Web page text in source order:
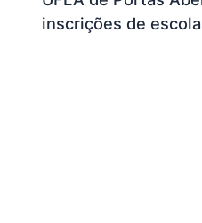
inscrições de